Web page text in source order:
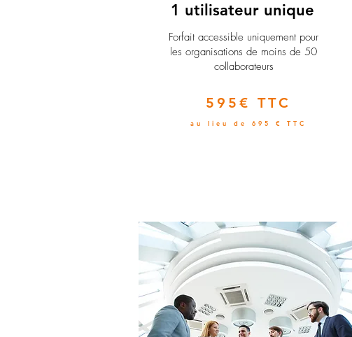
1 utilisateur unique
​Forfait accessible uniquement pour
les organisations de moins de 50
collaborateurs
595€ TTC
au lieu de 695 € TTC